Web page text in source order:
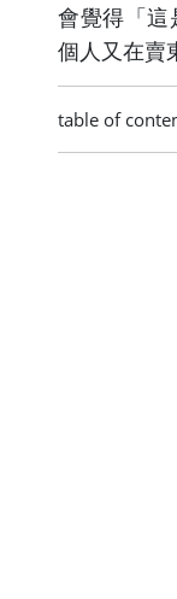
會覺得「這
個人又在賣
table of